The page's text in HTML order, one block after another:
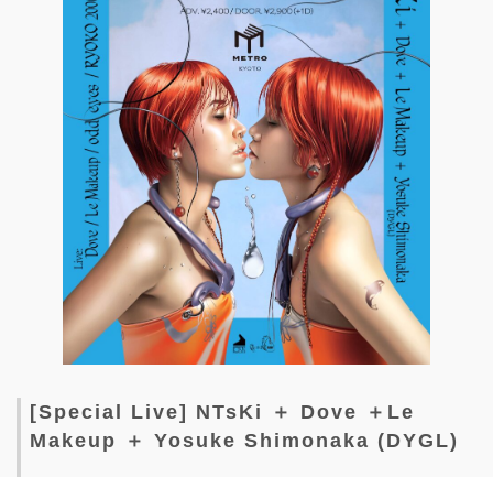
[Special Live] NTsKi ＋ Dove ＋Le
Makeup ＋ Yosuke Shimonaka (DYGL)